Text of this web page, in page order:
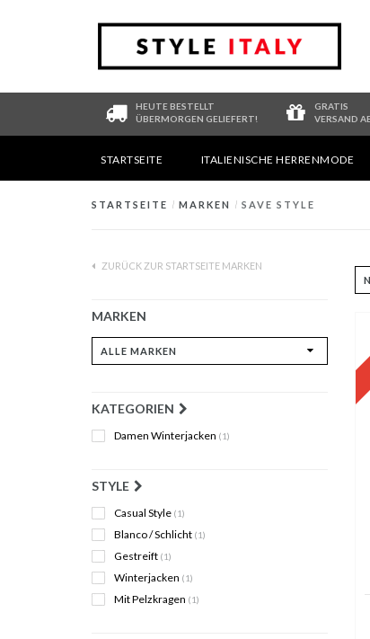
HEUTE BESTELLT
ÜBERMORGEN GELIEFERT!
GRATIS
VERSAND
STARTSEITE ITALIENISCHE HERRENMODE
STARTSEITE / MARKEN / SAVE STYLE
ZURÜCK ZUR STARTSEITE MARKEN
MARKEN
KATEGORIEN
Damen Winterjacken (1)
STYLE
Casual Style (1)
Blanco / Schlicht (1)
Gestreift (1)
Winterjacken (1)
Mit Pelzkragen (1)